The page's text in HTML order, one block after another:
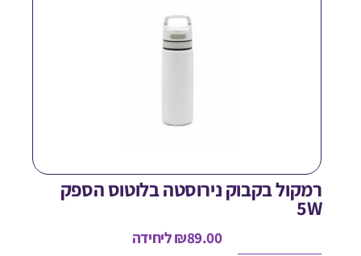
בקבוק נירוסטה בלוטוס הספק
₪ליחידה